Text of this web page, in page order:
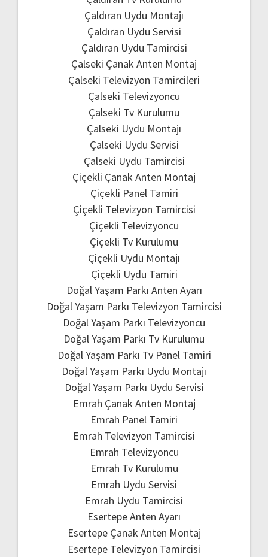
Çaldıran Uydu Montajı
Çaldıran Uydu Servisi
Çaldıran Uydu Tamircisi
Çalseki Çanak Anten Montaj
Çalseki Televizyon Tamircileri
Çalseki Televizyoncu
Çalseki Tv Kurulumu
Çalseki Uydu Montajı
Çalseki Uydu Servisi
Çalseki Uydu Tamircisi
Çiçekli Çanak Anten Montaj
Çiçekli Panel Tamiri
Çiçekli Televizyon Tamircisi
Çiçekli Televizyoncu
Çiçekli Tv Kurulumu
Çiçekli Uydu Montajı
Çiçekli Uydu Tamiri
Doğal Yaşam Parkı Anten Ayarı
Doğal Yaşam Parkı Televizyon Tamircisi
Doğal Yaşam Parkı Televizyoncu
Doğal Yaşam Parkı Tv Kurulumu
Doğal Yaşam Parkı Tv Panel Tamiri
Doğal Yaşam Parkı Uydu Montajı
Doğal Yaşam Parkı Uydu Servisi
Emrah Çanak Anten Montaj
Emrah Panel Tamiri
Emrah Televizyon Tamircisi
Emrah Televizyoncu
Emrah Tv Kurulumu
Emrah Uydu Servisi
Emrah Uydu Tamircisi
Esertepe Anten Ayarı
Esertepe Çanak Anten Montaj
Esertepe Televizyon Tamircisi